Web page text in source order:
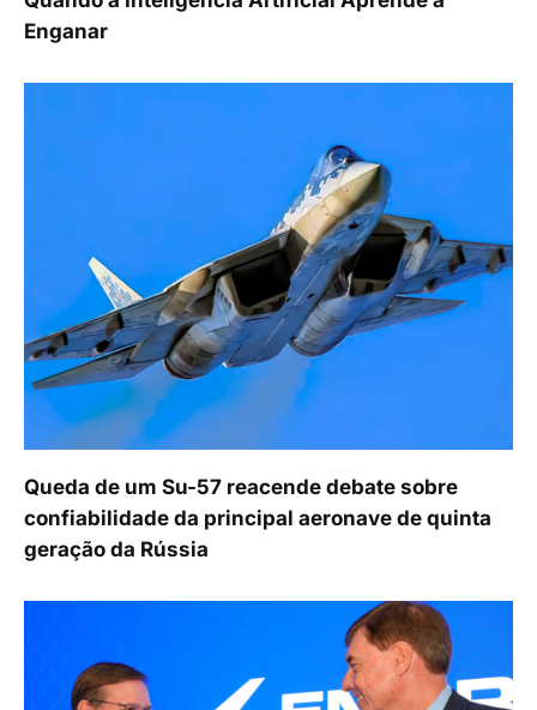
Enganar
Queda de um Su-57 reacende debate sobre
confiabilidade da principal aeronave de quinta
geração da Rússia